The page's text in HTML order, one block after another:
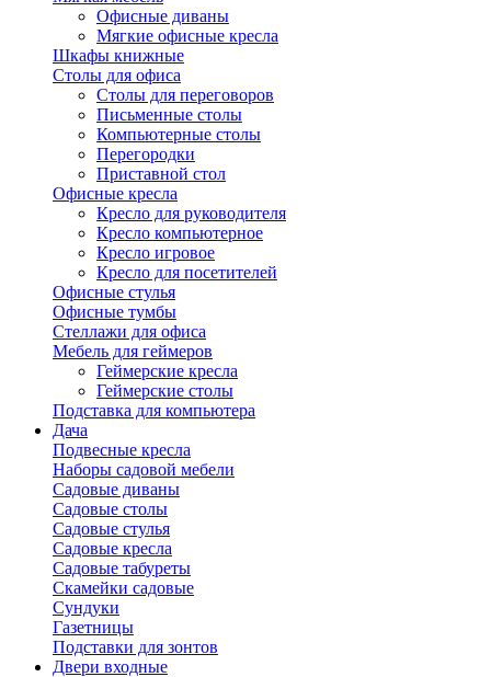
Офисные диваны
Мягкие офисные кресла
Шкафы книжные
Столы для офиса
Столы для переговоров
Письменные столы
Компьютерные столы
Перегородки
Приставной стол
Офисные кресла
Кресло для руководителя
Кресло компьютерное
Кресло игровое
Кресло для посетителей
Офисные стулья
Офисные тумбы
Стеллажи для офиса
Мебель для геймеров
Геймерские кресла
Геймерские столы
Подставка для компьютера
Дача
Подвесные кресла
Наборы садовой мебели
Садовые диваны
Садовые столы
Садовые стулья
Садовые кресла
Садовые табуреты
Скамейки садовые
Сундуки
Газетницы
Подставки для зонтов
Двери входные